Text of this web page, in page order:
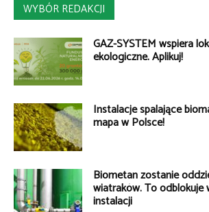
WYBÓR REDAKCJI
GAZ-SYSTEM wspiera
ekologiczne. Aplikuj!
Instalacje spalające
mapa w Polsce!
Biometan zostanie
wiatraków. To odblokuje
instalacji